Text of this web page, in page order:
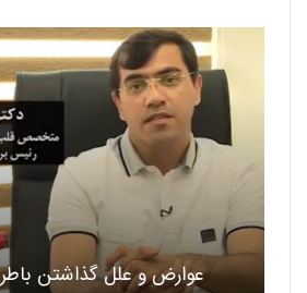
عوارض و علل گذاشتن